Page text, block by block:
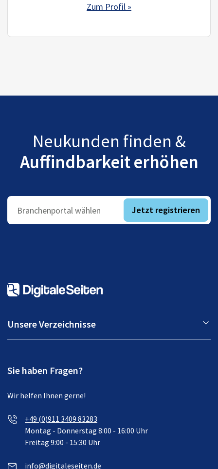
Zum Profil »
Neukunden finden &
Auffindbarkeit erhöhen
Branchenportal wählen Jetzt registrieren
Unsere Verzeichnisse
Sie haben Fragen?
Wir helfen Ihnen gerne!
+49 (0)911 3409 83283
Montag - Donnerstag 8:00 - 16:00 Uhr
Freitag 9:00 - 15:30 Uhr
info@digitaleseiten.de